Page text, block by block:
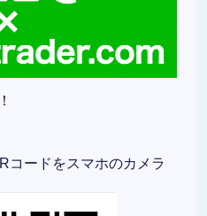
コードをスマホのカメラ